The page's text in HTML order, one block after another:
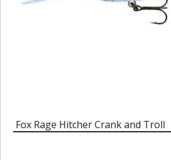
Fox Rage Hitcher Crank and Troll